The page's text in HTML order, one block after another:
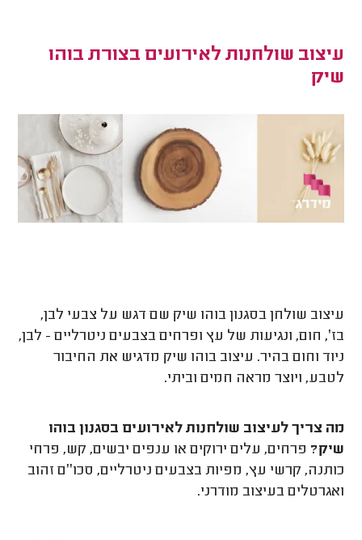
עיצוב שולחנות לאירועים בצורת בוהו
שיק
עיצוב שולחן בסגנון בוהו שיק שם דגש על צבעי לבן,
בז׳, חום, ונגיעות של עץ ופרחים בצבעים ניטרליים - לבן,
ניוד וחום בהיר. עיצוב בוהו שיק מדגיש את החיבור
לטבע, ויוצר מראה חמים וביתי.
מה צריך לעיצוב שולחנות לאירועים בסגנון בוהו
שיק? פרחים, עלים ירוקים או ענפים יבשים, קש, פרחי
כותנה, קרשי עץ, מפיות בצבעים ניטרליים, סכו׳׳ם זהוב
ואגרטלים בעיצוב מודרני.